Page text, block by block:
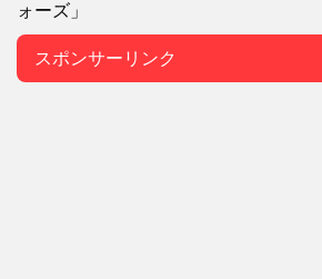
ォーズ」
スポンサーリンク